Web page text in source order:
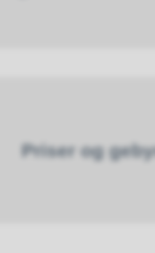
Priser og